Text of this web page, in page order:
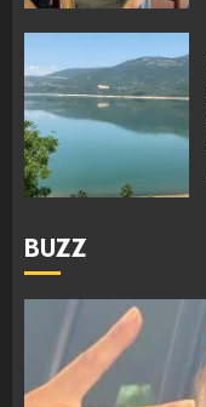
BUZZ